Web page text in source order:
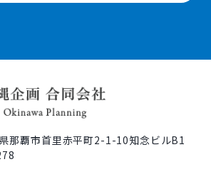
覇市首里赤平町2-1-10知念ビルB1